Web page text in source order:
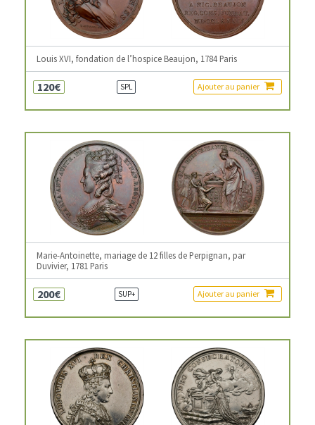
Louis XVI, fondation de l’hospice Beaujon, 1784 Paris
120€ SPL Ajouter au panier
Marie-Antoinette, mariage de 12 filles de Perpignan, par
Duvivier, 1781 Paris
200€ SUP+ Ajouter au panier